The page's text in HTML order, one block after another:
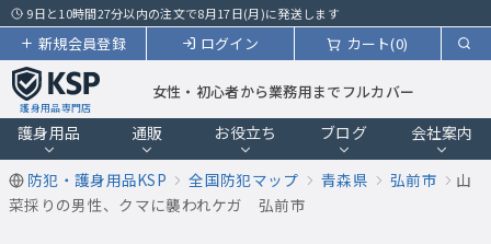
9日と10時間27分以内の注文で8月17日(月)に発送します
カート(0)
ログイン
新規会員登録
護身用品専門店
女性・初心者から業務用までフルカバー
護身用品 通販 お役立ち ブログ 会社案内
防犯・護身用品KSP 全国防犯マップ 青森県 弘前市
山
菜採りの男性、クマに襲われケガ 弘前市